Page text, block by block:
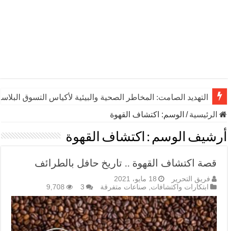
التهديد الصامت: المخاطر الصحية والبيئية لأكياس التسوق
الرئيسية/ الوسم: اكتشاف القهوة
أرشيف الوسم : اكتشاف القهوة
قصة اكتشاف القهوة .. تاريخ حافل بالطرائف
فريق التحرير
18 مايو، 2021
ابتكارات واكتشافات, صناعات متفرقة 3
9,708